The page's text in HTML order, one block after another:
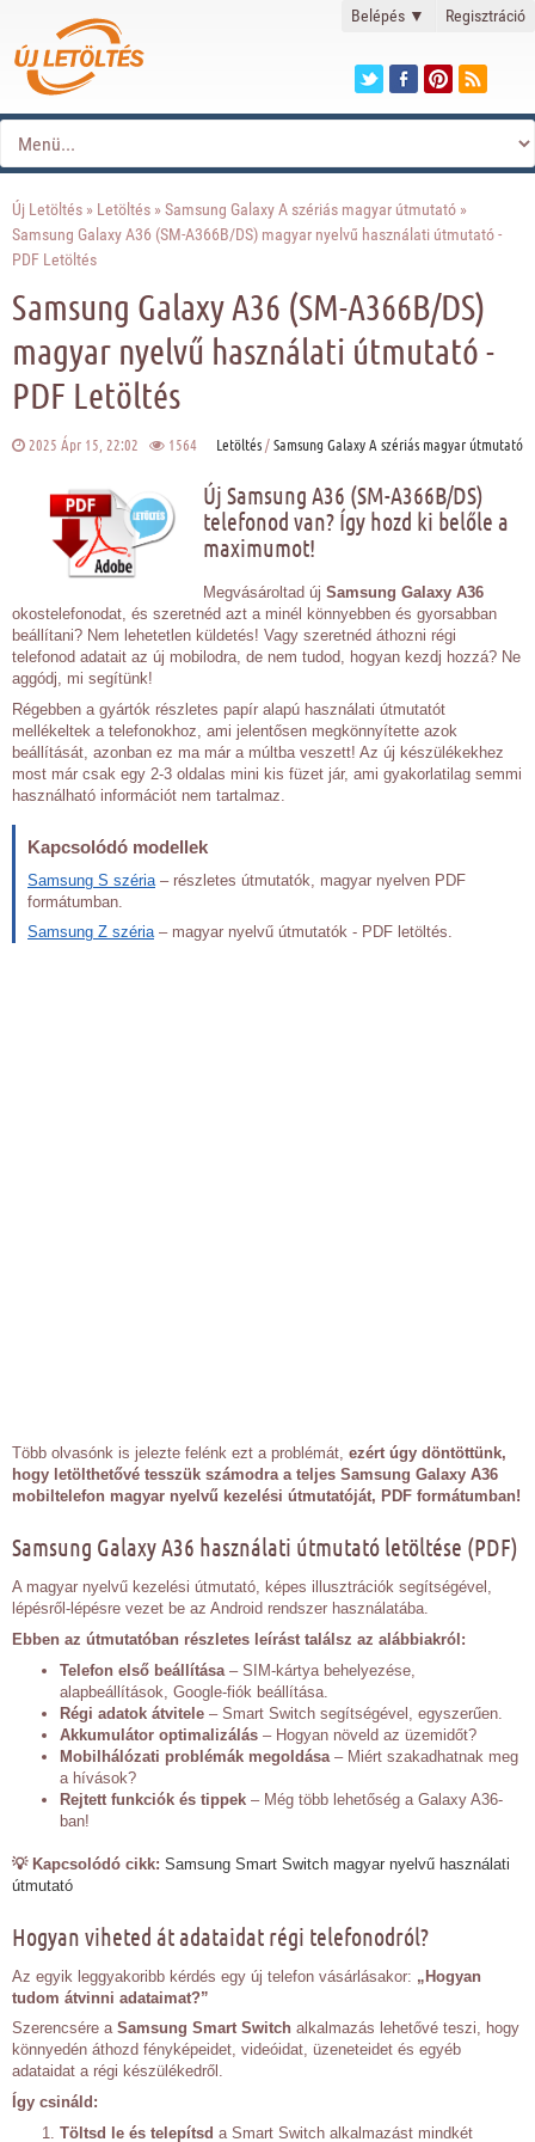
Belépés ▼ Regisztráció
Új Letöltés » Letöltés »Samsung Galaxy A szériás magyar útmutató »
Samsung Galaxy A36 (SM-A366B/DS) magyar nyelvű használati útmutató -
PDF Letöltés
Samsung Galaxy A36 (SM-A366B/DS)
magyar nyelvű használati útmutató -
PDF Letöltés
2025 Ápr 15, 22:02 1564 Letöltés/Samsung Galaxy A szériás magyar útmutató
Új Samsung A36 (SM-A366B/DS)
telefonod van? Így hozd ki belőle a
maximumot!
Megvásároltad új Samsung Galaxy A36
okostelefonodat, és szeretnéd azt a minél könnyebben és gyorsabban
beállítani? Nem lehetetlen küldetés! Vagy szeretnéd áthozni régi
telefonod adatait az új mobilodra, de nem tudod, hogyan kezdj hozzá? Ne
aggódj, mi segítünk!
Régebben a gyártók részletes papír alapú használati útmutatót
mellékeltek a telefonokhoz, ami jelentősen megkönnyítette azok
beállítását, azonban ez ma már a múltba veszett! Az új készülékekhez
most már csak egy 2-3 oldalas mini kis füzet jár, ami gyakorlatilag semmi
használható információt nem tartalmaz.
Kapcsolódó modellek
Samsung S széria – részletes útmutatók, magyar nyelven PDF
formátumban.
Samsung Z széria– magyar nyelvű útmutatók - PDF letöltés.
Több olvasónk is jelezte felénk ezt a problémát, ezért úgy döntöttünk,
hogy letölthetővé tesszük számodra a teljes Samsung Galaxy A36
mobiltelefon magyar nyelvű kezelési útmutatóját, PDF formátumban!
Samsung Galaxy A36 használati útmutató letöltése (PDF)
A magyar nyelvű kezelési útmutató, képes illusztrációk segítségével,
lépésről-lépésre vezet be az Android rendszer használatába.
Ebben az útmutatóban részletes leírást találsz az alábbiakról:
Telefon első beállítása – SIM-kártya behelyezése,
alapbeállítások, Google-fiók beállítása.
Régi adatok átvitele – Smart Switch segítségével, egyszerűen.
Akkumulátor optimalizálás – Hogyan növeld az üzemidőt?
Mobilhálózati problémák megoldása – Miért szakadhatnak meg
a hívások?
Rejtett funkciók és tippek – Még több lehetőség a Galaxy A36-
ban!
💡 Kapcsolódó cikk: Samsung Smart Switch magyar nyelvű használati
útmutató
Hogyan viheted át adataidat régi telefonodról?
Az egyik leggyakoribb kérdés egy új telefon vásárlásakor: „Hogyan
tudom átvinni adataimat?”
Szerencsére a Samsung Smart Switch alkalmazás lehetővé teszi, hogy
könnyedén áthozd fényképeidet, videóidat, üzeneteidet és egyéb
adataidat a régi készülékedről.
Így csináld:
Töltsd le és telepítsd a Smart Switch alkalmazást mindkét